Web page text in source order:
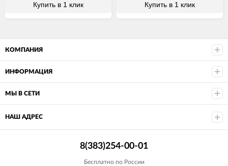
Купить в 1 клик Купить в 1 клик
КОМПАНИЯ
ИНФОРМАЦИЯ
МЫ В СЕТИ
НАШ АДРЕС
8(383)254-00-01
Бесплатно по России